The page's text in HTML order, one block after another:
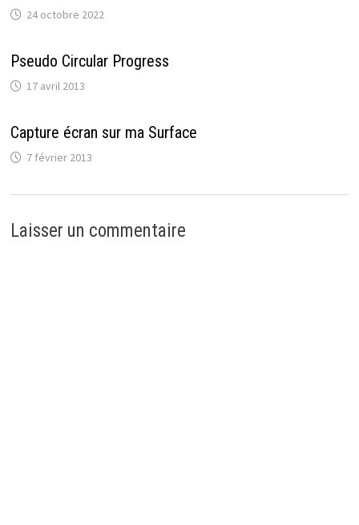
24 octobre 2022
Pseudo Circular Progress
17 avril 2013
Capture écran sur ma Surface
7 février 2013
Laisser un commentaire